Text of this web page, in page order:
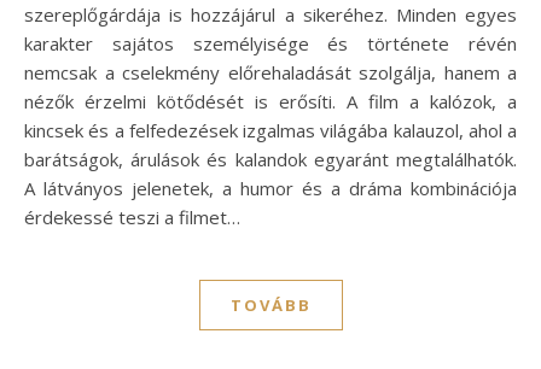
szereplőgárdája is hozzájárul a sikeréhez. Minden egyes
karakter sajátos személyisége és története révén
nemcsak a cselekmény előrehaladását szolgálja, hanem a
nézők érzelmi kötődését is erősíti. A film a kalózok, a
kincsek és a felfedezések izgalmas világába kalauzol, ahol a
barátságok, árulások és kalandok egyaránt megtalálhatók.
A látványos jelenetek, a humor és a dráma kombinációja
érdekessé teszi a filmet…
TOVÁBB